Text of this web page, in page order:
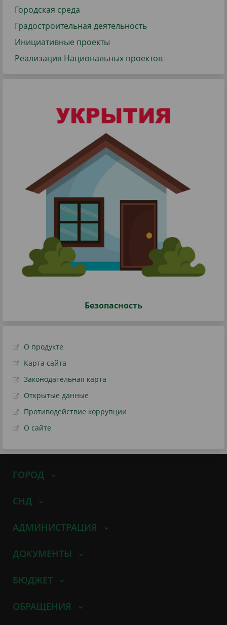
Городская среда
Градостроительная деятельность
Инициативные проекты
Реализация Национальных проектов
Безопасность
О продукте
Карта сайта
Законодательная карта
Открытые данные
Противодействие коррупции
О сайте
ГОРОД
СНД
АДМИНИСТРАЦИЯ
ДОКУМЕНТЫ
БЮДЖЕТ
ОБРАЩЕНИЯ